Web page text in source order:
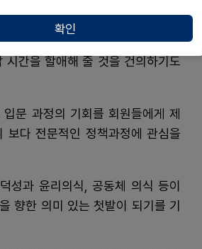
였다.
물꼬를 튼 인상적인 강의였다는
간을 할애해 줄 것을 건의하기도
문 과정의 기회를 회원들에게 제
보다 전문적인 정책과정에 관심을
성과 윤리의식, 공동체 의식 등이
향한 의미 있는 첫발이 되기를 기
확인